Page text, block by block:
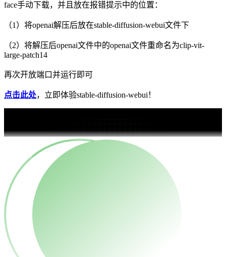
face手动下载，并且放在报错提示中的位置：
（1）将openai解压后放在stable-diffusion-webui文件下
（2）将解压后openai文件中的openai文件重命名为clip-vit-
large-patch14
再次开放端口并运行即可
点击此处，立即体验stable-diffusion-webui！